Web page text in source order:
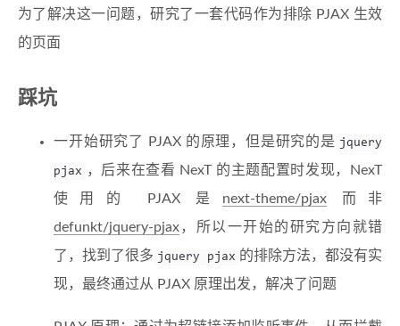
为了解决这一问题，研究了一套代码作为排除 PJAX 生效
的页面
踩坑
一开始研究了 PJAX 的原理，但是研究的是 jquery
pjax ，后来在查看 NexT 的主题配置时发现，NexT
使用的 PJAX 是 next-theme/pjax而非
defunkt/jquery-pjax，所以一开始的研究方向就错
了，找到了很多 jquery pjax 的排除方法，都没有实
现，最终通过从 PJAX 原理出发，解决了问题